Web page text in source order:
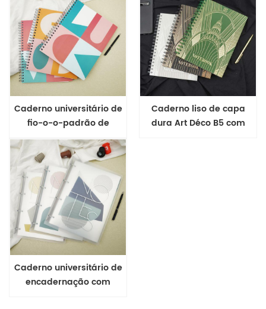
Caderno universitário de
fio-o-o-padrão de
intervalo inglês
geométrico
Caderno liso de capa
dura Art Déco B5 com
Caderno universitário de
encadernação com